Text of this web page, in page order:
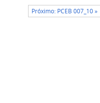
Próximo: PCEB 007_10 »